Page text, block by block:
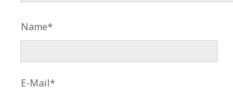
Name*
E-Mail*